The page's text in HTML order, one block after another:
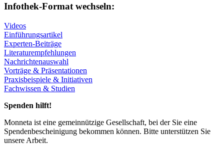
Infothek-Format wechseln:
Videos
Einführungsartikel
Experten-Beiträge
Literaturempfehlungen
Nachrichtenauswahl
Vorträge & Präsentationen
Praxisbeispiele & Initiativen
Fachwissen & Studien
Spenden hilft!
Monneta ist eine gemeinnützige Gesellschaft, bei der Sie eine
Spendenbescheinigung bekommen können. Bitte unterstützen Sie
unsere Arbeit.